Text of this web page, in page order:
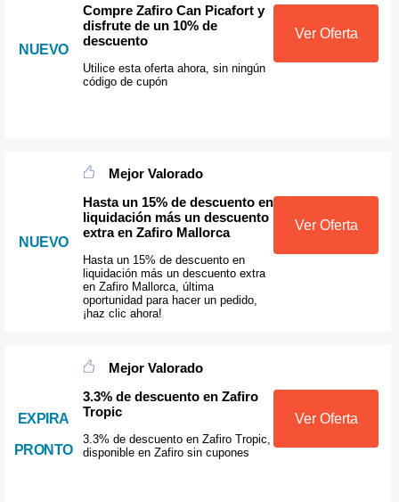
NUEVO
Compre Zafiro Can Picafort y
disfrute de un 10% de
descuento
Utilice esta oferta ahora, sin ningún
código de cupón
Ver Oferta
NUEVO
Mejor Valorado
Hasta un 15% de descuento en
liquidación más un descuento
extra en Zafiro Mallorca
Hasta un 15% de descuento en
liquidación más un descuento extra
en Zafiro Mallorca, última
oportunidad para hacer un pedido,
¡haz clic ahora!
Ver Oferta
EXPIRA
PRONTO
Mejor Valorado
3.3% de descuento en Zafiro
Tropic
3.3% de descuento en Zafiro Tropic,
disponible en Zafiro sin cupones
Ver Oferta